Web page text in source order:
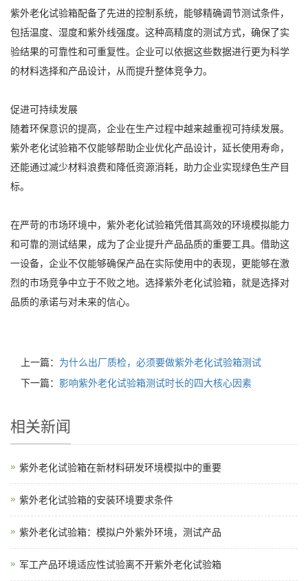
紫外老化试验箱配备了先进的控制系统，能够精确调节测试条件，
包括温度、湿度和紫外线强度。这种高精度的测试方式，确保了实
验结果的可靠性和可重复性。企业可以依据这些数据进行更为科学
的材料选择和产品设计，从而提升整体竞争力。
促进可持续发展
随着环保意识的提高，企业在生产过程中越来越重视可持续发展。
紫外老化试验箱不仅能够帮助企业优化产品设计，延长使用寿命，
还能通过减少材料浪费和降低资源消耗，助力企业实现绿色生产目
标。
在严苛的市场环境中，紫外老化试验箱凭借其高效的环境模拟能力
和可靠的测试结果，成为了企业提升产品品质的重要工具。借助这
一设备，企业不仅能够确保产品在实际使用中的表现，更能够在激
烈的市场竞争中立于不败之地。选择紫外老化试验箱，就是选择对
品质的承诺与对未来的信心。
上一篇： 为什么出厂质检，必须要做紫外老化试验箱测试
下一篇： 影响紫外老化试验箱测试时长的四大核心因素
相关新闻
紫外老化试验箱在新材料研发环境模拟中的重要
紫外老化试验箱的安装环境要求条件
紫外老化试验箱：模拟户外紫外环境，测试产品
军工产品环境适应性试验离不开紫外老化试验箱